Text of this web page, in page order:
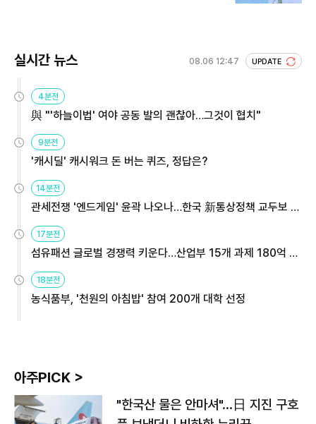
실시간 뉴스 08.06 12:47 UPDATE
4분전
與 "'하늘이법' 여야 공동 발의 괜찮아…그것이 협치"
9분전
'캐시딜' 캐시워크 돈 버는 퀴즈, 정답은?
14분전
관세전쟁 '엔드게임' 윤곽 나오나…한국 新통상정책 교두보 활
17분전
섬유패션 글로벌 경쟁력 키운다…산업부 15개 과제 180억 지
18분전
농식품부, '천원의 아침밥' 참여 200개 대학 선정
아주PICK >
"한국산 물은 안마셔"…日 지진 구호